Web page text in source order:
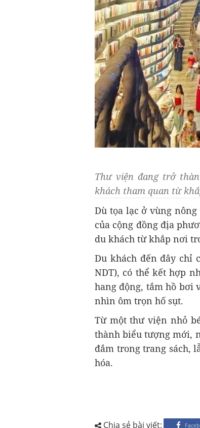
Thư viện đang trở
khách tham quan từ
Dù tọa lạc ở vùng
của cộng đồng địa
du khách từ khắp nơi
Du khách đến đây chỉ
NDT), có thể kết hợp
hang động, tắm hồ bơi
nhìn ôm trọn hố sụt.
Từ một thư viện nhỏ
thành biểu tượng mới,
đắm trong trang sách,
hóa.
Chia sẻ bài viết: